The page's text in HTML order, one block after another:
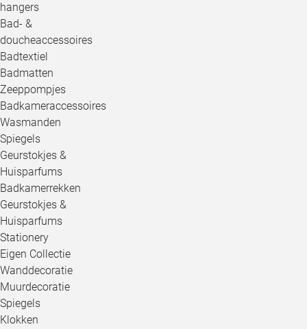
hangers
Bad- &
doucheaccessoires
Badtextiel
Badmatten
Zeeppompjes
Badkameraccessoires
Wasmanden
Spiegels
Geurstokjes &
Huisparfums
Badkamerrekken
Geurstokjes &
Huisparfums
Stationery
Eigen Collectie
Wanddecoratie
Muurdecoratie
Spiegels
Klokken